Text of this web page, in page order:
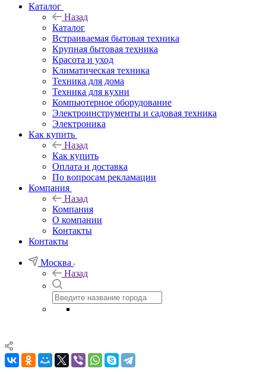
Каталог
Назад
Каталог
Встраиваемая бытовая техника
Крупная бытовая техника
Красота и уход
Климатическая техника
Техника для дома
Техника для кухни
Компьютерное оборудование
Электроинструменты и садовая техника
Электроника
Как купить
Назад
Как купить
Оплата и доставка
По вопросам рекламации
Компания
Назад
Компания
О компании
Контакты
Контакты
Москва
Назад